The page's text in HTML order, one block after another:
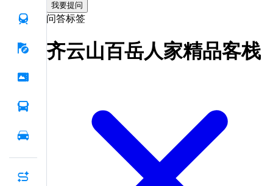
我要提问
问答标签
齐云山百岳人家精品客栈